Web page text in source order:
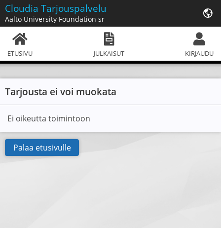
Cloudia Tarjouspalvelu
Aalto University Foundation sr
ETUSIVU JULKAISUT KIRJAUDU
Tarjousta ei voi muokata
Ei oikeutta toimintoon
Palaa etusivulle